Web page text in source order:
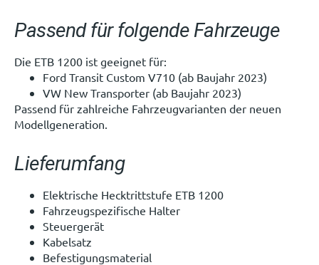
Passend für folgende Fahrzeuge
Die ETB 1200 ist geeignet für:
Ford Transit Custom V710 (ab Baujahr 2023)
VW New Transporter (ab Baujahr 2023)
Passend für zahlreiche Fahrzeugvarianten der neuen
Modellgeneration.
Lieferumfang
Elektrische Hecktrittstufe ETB 1200
Fahrzeugspezifische Halter
Steuergerät
Kabelsatz
Befestigungsmaterial